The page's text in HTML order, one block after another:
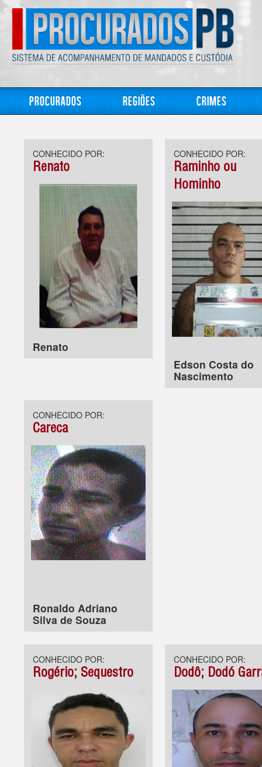
Procurados Regiões Crimes
CONHECIDO POR:
Renato
Renato
CONHECIDO POR:
Raminho ou
Hominho
Edson Costa do
Nascimento
CONHECIDO POR:
Careca
Ronaldo Adriano
Silva de Souza
CONHECIDO POR:
Rogério; Sequestro
CONHECIDO POR:
Dodô; Dodó